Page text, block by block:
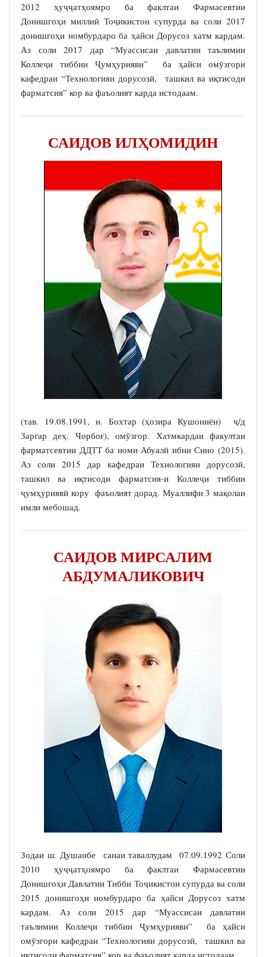
2012 ҳуҷҷатҳоямро ба факлтаи Фармасевтии
Донишгоҳи миллиӣ Тоҷикистон супурда ва соли 2017
донишгоҳи номбурдаро ба ҳайси Дорусоз хатм кардам.
Аз соли 2017 дар “Муассисаи давлатии таълимии
Коллеҷи тиббии Ҷумҳурияви” ба ҳайси омӯзгори
кафедраи “Технологияи дорусозӣ, ташкил ва иқтисоди
фарматсия” кор ва фаъолият карда истодаам.
САИДОВ ИЛҲОМИДИН
(тав. 19.08.1991, н. Бохтар (ҳозира Кушониён) ҷ/д
Заргар деҳ. Чорбоғ), омӯзгор. Хатмкардаи факултаи
фарматсевтии ДДТТ ба номи Абуалӣ ибни Сино (2015).
Аз соли 2015 дар кафедраи Технологияи дорусозӣ,
ташкил ва иқтисоди фарматсия-и Коллеҷи тиббии
ҷумҳуриявӣ кору фаъолият дорад. Муаллифи 3 мақолаи
имли мебошад.
САИДОВ МИРСАЛИМ
АБДУМАЛИКОВИЧ
Зодаи ш. Душанбе санаи таваллудам 07.09.1992 Соли
2010 ҳуҷҷатҳоямро ба факлтаи Фармасевтии
Донишгоҳи Давлатии Тибби Тоҷикистон супурда ва соли
2015 донишгоҳи номбурдаро ба ҳайси Дорусоз хатм
кардам. Аз соли 2015 дар “Муассисаи давлатии
таълимии Коллеҷи тиббии Ҷумҳурияви” ба ҳайси
омӯзгори кафедраи “Технологияи дорусозӣ, ташкил ва